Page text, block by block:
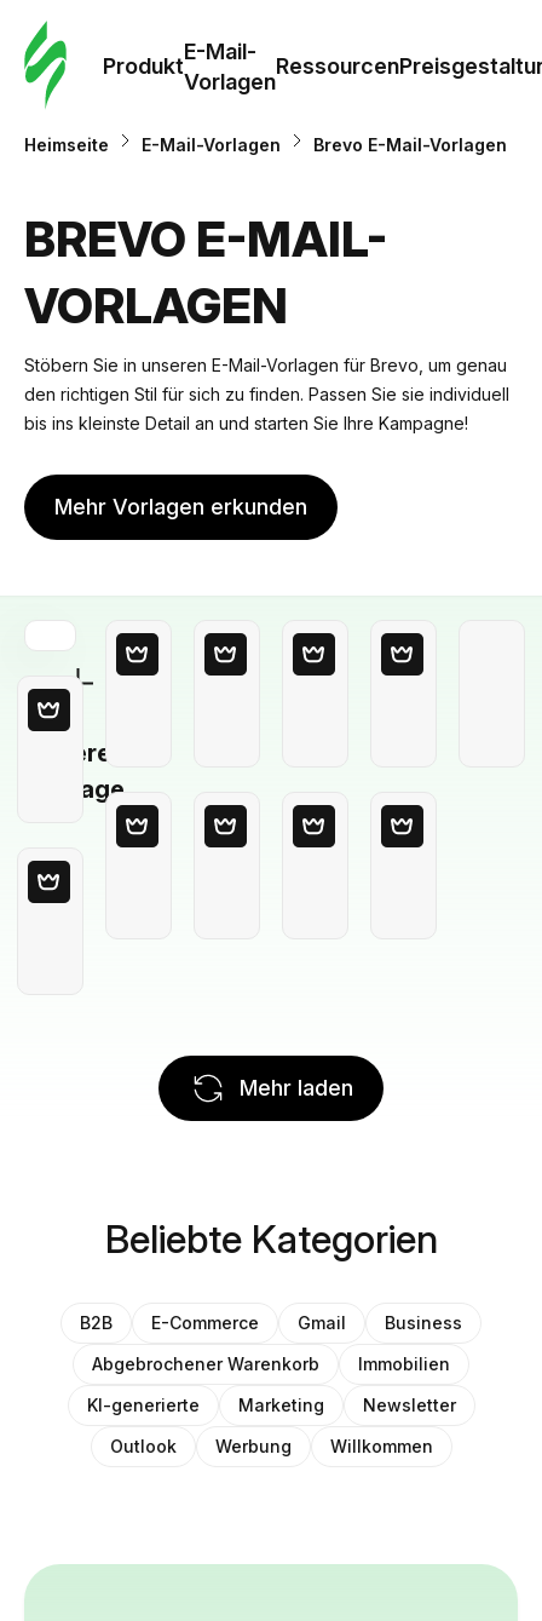
Produkt
E-Mail-
Vorlagen
Ressourcen
Heimseite E-Mail-Vorlagen Brevo E-Mail-Vorlagen
BREVO E-MAIL-
VORLAGEN
Stöbern Sie in unseren E-Mail-Vorlagen für Brevo, um genau
den richtigen Stil für sich zu finden. Passen Sie sie individuell
bis ins kleinste Detail an und starten Sie Ihre Kampagne!
Mehr Vorlagen erkunden
Leere
Vorlage
Mehr laden
Beliebte Kategorien
B2B E-Commerce Gmail
Business
Abgebrochener Warenkorb
Immobilien
KI-generierte
Marketing
Newsletter
Outlook
Werbung Willkommen